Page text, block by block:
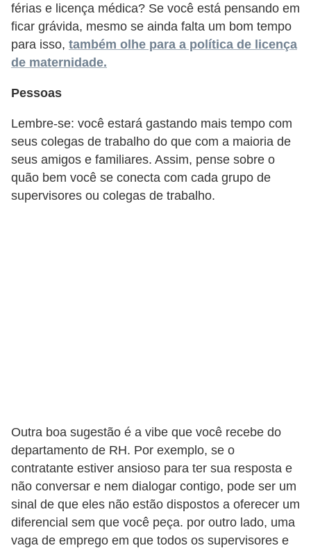
férias e licença médica? Se você está pensando em
ficar grávida, mesmo se ainda falta um bom tempo
para isso, também olhe para a política de licença
de maternidade.
Pessoas
Lembre-se: você estará gastando mais tempo com
seus colegas de trabalho do que com a maioria de
seus amigos e familiares. Assim, pense sobre o
quão bem você se conecta com cada grupo de
supervisores ou colegas de trabalho.
Outra boa sugestão é a vibe que você recebe do
departamento de RH. Por exemplo, se o
contratante estiver ansioso para ter sua resposta e
não conversar e nem dialogar contigo, pode ser um
sinal de que eles não estão dispostos a oferecer um
diferencial sem que você peça. por outro lado, uma
vaga de emprego em que todos os supervisores e
a
r
i
1
1
0
M
T
u
m
a
n
o
s